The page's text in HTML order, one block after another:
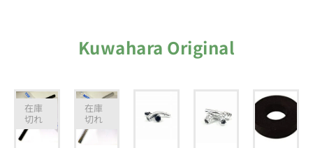
Kuwahara Original
在庫
切れ
在庫
切れ